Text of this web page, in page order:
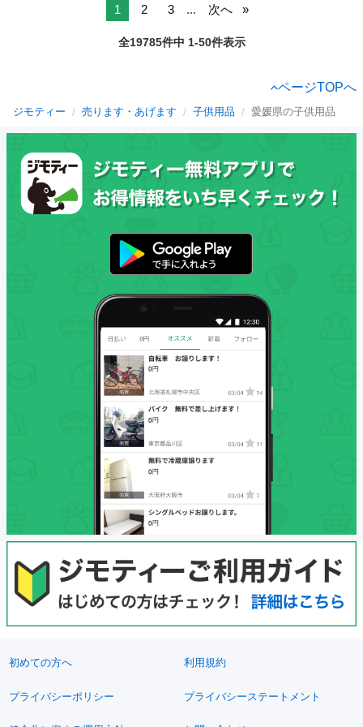
1 2 3 ... 次へ
全19785件中 1-50件表示
ページTOPへ
ジモティー 売ります・あげます 子供用品 愛媛県の子供用品
初めての方へ 利用規約
プライバシーポリシー プライバシーステートメント